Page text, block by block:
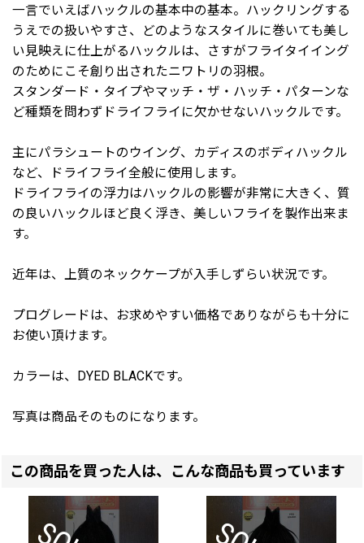
一言でいえばハックルの基本中の基本。ハックリングする
うえでの扱いやすさ、どのようなスタイルに巻いても美し
い見映えに仕上がるハックルは、さすがフライタイイング
のためにこそ創り出されたニワトリの羽根。
スタンダード・タイプやマッチ・ザ・ハッチ・パターンな
ど種類を問わずドライフライに欠かせないハックルです。
主にパラシュートのウイング、カディスのボディハックル
など、ドライフライ全般に使用します。
ドライフライの浮力はハックルの影響が非常に大きく、質
の良いハックルほど良く浮き、美しいフライを製作出来ま
す。
近年は、上質のネックケープが入手しずらい状況です。
プログレードは、お求めやすい価格でありながらも十分に
お使い頂けます。
カラーは、DYED BLACKです。
写真は商品そのものになります。
この商品を買った人は、こんな商品も買っています